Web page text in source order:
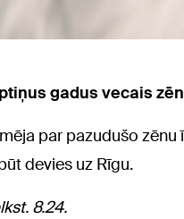
gadus vecais
par pazudušo zēnu
devies uz Rīgu.
8.24.